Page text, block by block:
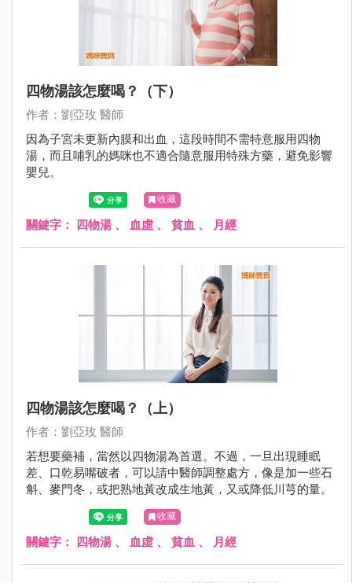
四物湯該怎麼喝？（下）
作者：劉亞玫 醫師
因為子宮未更新內膜和出血，這段時間不需特意服用四物
湯，而且哺乳的媽咪也不適合隨意服用特殊方藥，避免影響
嬰兒。
收藏
關鍵字： 四物湯 、 血虛 、 貧血 、 月經
四物湯該怎麼喝？（上）
作者：劉亞玫 醫師
若想要藥補，當然以四物湯為首選。不過，一旦出現睡眠
差、口乾易嘴破者，可以請中醫師調整處方，像是加一些石
斛、麥門冬，或把熟地黃改成生地黃，又或降低川芎的量。
收藏
關鍵字： 四物湯 、 血虛 、 貧血 、 月經